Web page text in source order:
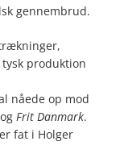
gennembrud.
produktion
nåede op mod
ogFrit Danmark.
fat i Holger